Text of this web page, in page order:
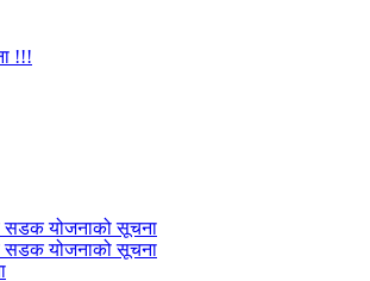
!!!
सडक योजनाको सूचना
सडक योजनाको सूचना